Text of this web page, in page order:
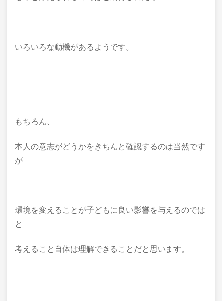
いろいろな動機があるようです。
もちろん、
本人の意志がどうかをきちんと確認するのは当然です
が
環境を変えることが子どもに良い影響を与えるのでは
と
考えること自体は理解できることだと思います。